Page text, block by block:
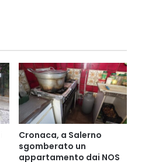
Cronaca, a Salerno
sgomberato un
appartamento dai NOS